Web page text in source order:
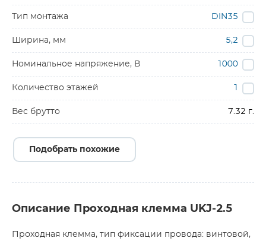
Тип монтажа DIN35
Ширина, мм 5,2
Номинальное напряжение, В 1000
Количество этажей
Вес брутто 7.32 г.
Подобрать похожие
Описание Проходная клемма UKJ-2.5
Проходная клемма, тип фиксации провода: винтовой,